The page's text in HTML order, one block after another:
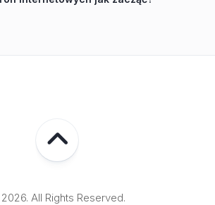
All Rights Reserved.